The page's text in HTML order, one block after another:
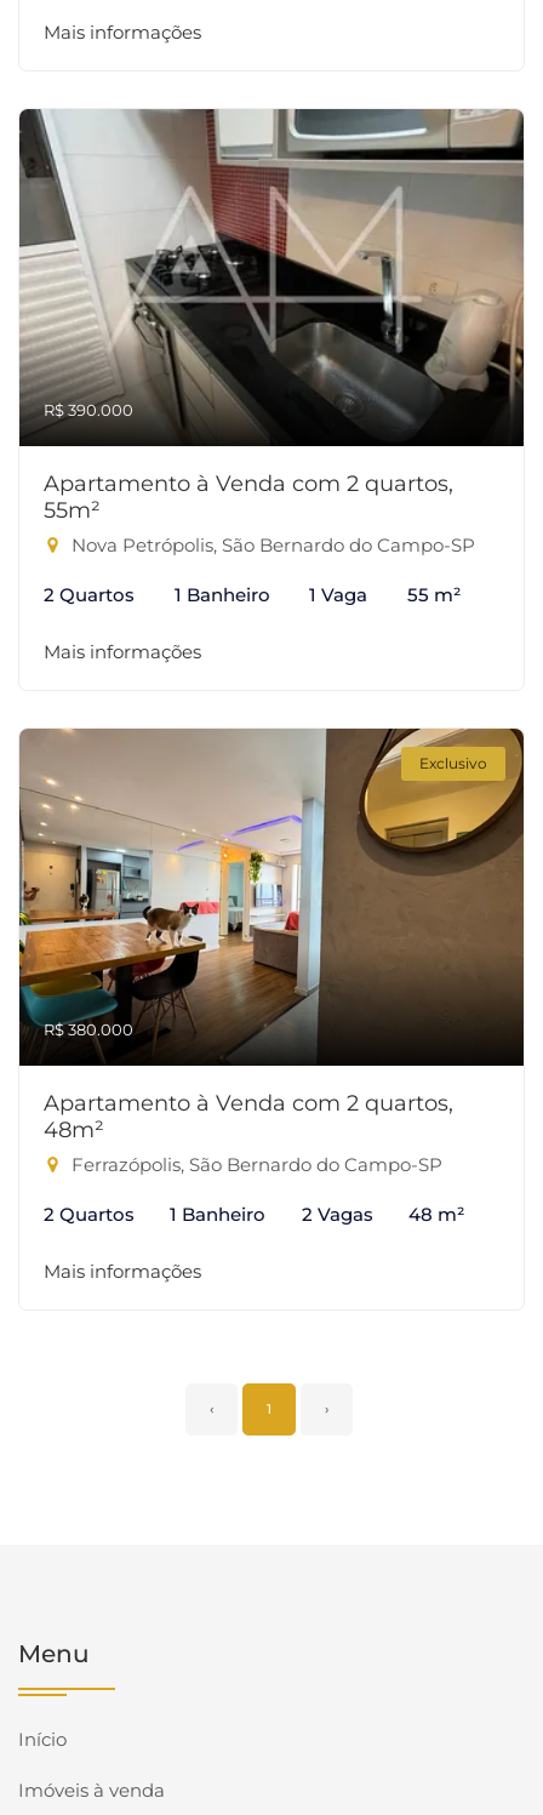
Mais informações
R$ 390.000
Apartamento à Venda com 2 quartos,
55m²
Nova Petrópolis, São Bernardo do Campo-SP
2 Quartos 1 Banheiro 1 Vaga 55 m²
Mais informações
Exclusivo
R$ 380.000
Apartamento à Venda com 2 quartos,
48m²
Ferrazópolis, São Bernardo do Campo-SP
2 Quartos 1 Banheiro 2 Vagas 48 m²
Mais informações
‹ 1 ›
Menu
Início
Imóveis à venda